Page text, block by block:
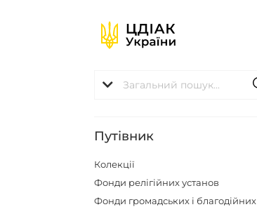
Путівник
Колекції
Фонди релігійних установ
Фонди громадських і благодійних